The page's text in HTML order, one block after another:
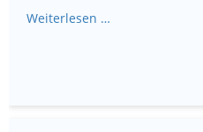
Weiterlesen …